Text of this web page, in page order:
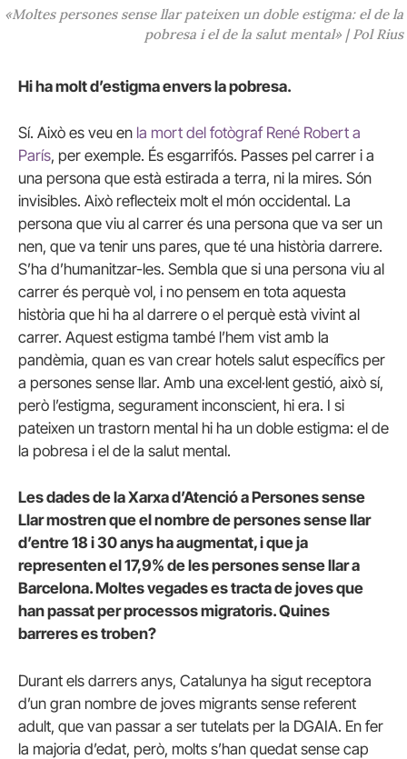
«Moltes persones sense llar pateixen un doble estigma: el de la
pobresa i el de la salut mental» | Pol Rius
Hi ha molt d’estigma envers la pobresa.
Sí. Això es veu en la mort del fotògraf René Robert a
París, per exemple. És esgarrifós. Passes pel carrer i a
una persona que està estirada a terra, ni la mires. Són
invisibles. Això reflecteix molt el món occidental. La
persona que viu al carrer és una persona que va ser un
nen, que va tenir uns pares, que té una història darrere.
S’ha d’humanitzar-les. Sembla que si una persona viu al
carrer és perquè vol, i no pensem en tota aquesta
història que hi ha al darrere o el perquè està vivint al
carrer. Aquest estigma també l’hem vist amb la
pandèmia, quan es van crear hotels salut específics per
a persones sense llar. Amb una excel·lent gestió, això sí,
però l’estigma, segurament inconscient, hi era. I si
pateixen un trastorn mental hi ha un doble estigma: el de
la pobresa i el de la salut mental.
Les dades de la Xarxa d’Atenció a Persones sense
Llar mostren que el nombre de persones sense llar
d’entre 18 i 30 anys ha augmentat, i que ja
representen el 17,9% de les persones sense llar a
Barcelona. Moltes vegades es tracta de joves que
han passat per processos migratoris. Quines
barreres es troben?
Durant els darrers anys, Catalunya ha sigut receptora
d’un gran nombre de joves migrants sense referent
adult, que van passar a ser tutelats per la DGAIA. En fer
la majoria d’edat, però, molts s’han quedat sense cap